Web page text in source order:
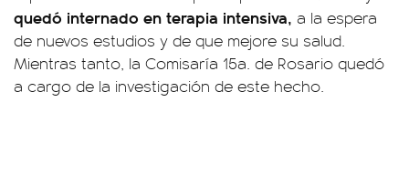
quedó internado en terapia intensiva, a la espera
de nuevos estudios y de que mejore su salud.
Mientras tanto, la Comisaría 15a. de Rosario quedó
a cargo de la investigación de este hecho.